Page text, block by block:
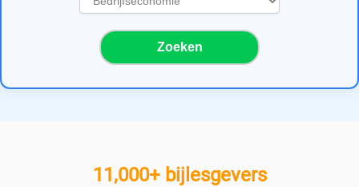
Zoeken
11,000+ bijlesgevers